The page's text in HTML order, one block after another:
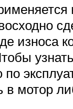
износа
мотор